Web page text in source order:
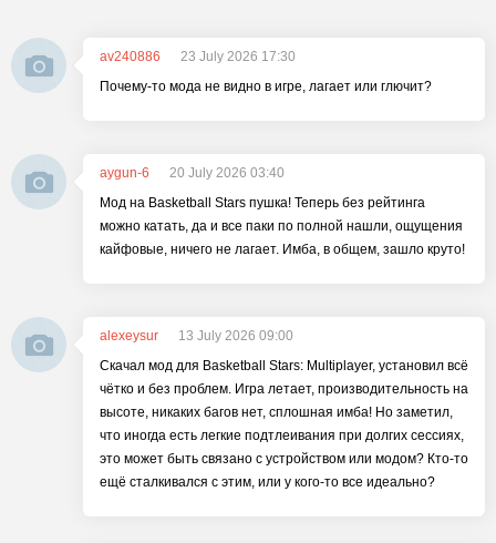
av240886
23 July 2026 17:30
Почему-то мода не видно в игре, лагает или глючит?
aygun-6
20 July 2026 03:40
Мод на Basketball Stars пушка! Теперь без рейтинга
можно катать, да и все паки по полной нашли, ощущения
кайфовые, ничего не лагает. Имба, в общем, зашло круто!
alexeysur
13 July 2026 09:00
Скачал мод для Basketball Stars: Multiplayer, установил всё
чётко и без проблем. Игра летает, производительность на
высоте, никаких багов нет, сплошная имба! Но заметил,
что иногда есть легкие подтлеивания при долгих сессиях,
это может быть связано с устройством или модом? Кто-то
ещё сталкивался с этим, или у кого-то все идеально?